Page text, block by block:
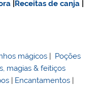
Receitas de canja
mágicos | Poções
magias & feitiços
| Encantamentos |